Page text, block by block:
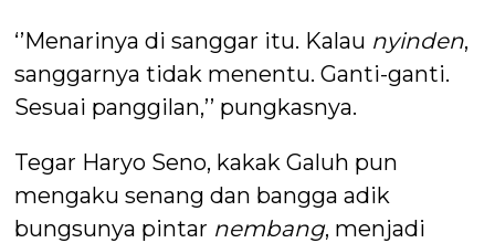
‘’Menarinya di sanggar itu. Kalau nyinden,
sanggarnya tidak menentu. Ganti-ganti.
Sesuai panggilan,’’ pungkasnya.
Tegar Haryo Seno, kakak Galuh pun
mengaku senang dan bangga adik
bungsunya pintar nembang, menjadi